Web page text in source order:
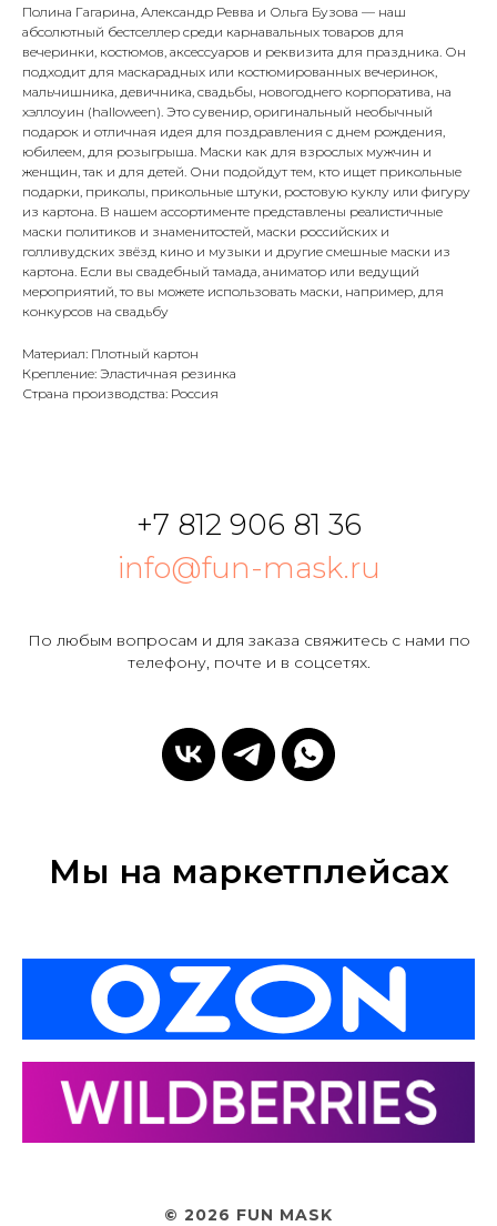
Полина Гагарина, Александр Ревва и Ольга Бузова — наш
абсолютный бестселлер среди карнавальных товаров для
вечеринки, костюмов, аксессуаров и реквизита для праздника. Он
подходит для маскарадных или костюмированных вечеринок,
мальчишника, девичника, свадьбы, новогоднего корпоратива, на
хэллоуин (halloween). Это сувенир, оригинальный необычный
подарок и отличная идея для поздравления с днем рождения,
юбилеем, для розыгрыша. Маски как для взрослых мужчин и
женщин, так и для детей. Они подойдут тем, кто ищет прикольные
подарки, приколы, прикольные штуки, ростовую куклу или фигуру
из картона. В нашем ассортименте представлены реалистичные
маски политиков и знаменитостей, маски российских и
голливудских звёзд кино и музыки и другие смешные маски из
картона. Если вы свадебный тамада, аниматор или ведущий
мероприятий, то вы можете использовать маски, например, для
конкурсов на свадьбу
Материал: Плотный картон
Крепление: Эластичная резинка
Страна производства: Россия
+7 812 906 81 36
info@fun-mask.ru
По любым вопросам и для заказа свяжитесь с нами по
телефону, почте и в соцсетях.
Мы на маркетплейсах
© 2026 FUN MASK